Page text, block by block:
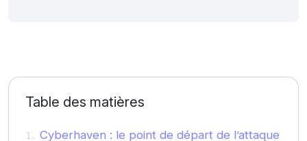
Table des matières
Cyberhaven : le point de départ de l’attaque